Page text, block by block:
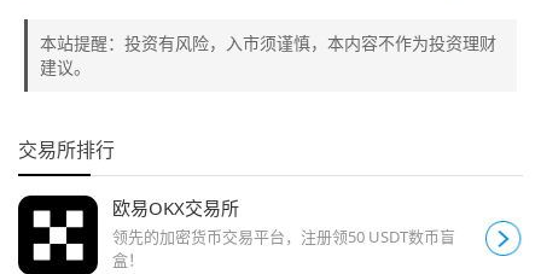
本站提醒：投资有风险，入市须谨慎，本内容不作为投资理财
建议。
交易所排行
欧易OKX交易所
领先的加密货币交易平台，注册领50 USDT数币盲
盒！